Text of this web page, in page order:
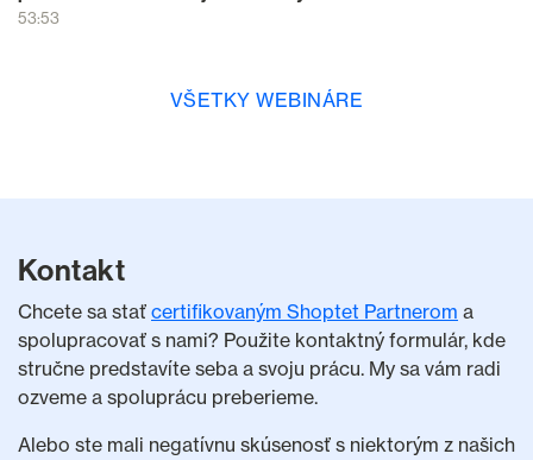
53:53
VŠETKY WEBINÁRE
Kontakt
Chcete sa stať certifikovaným Shoptet Partnerom a
spolupracovať s nami? Použite kontaktný formulár, kde
stručne predstavíte seba a svoju prácu. My sa vám radi
ozveme a spoluprácu preberieme.
Alebo ste mali negatívnu skúsenosť s niektorým z našich